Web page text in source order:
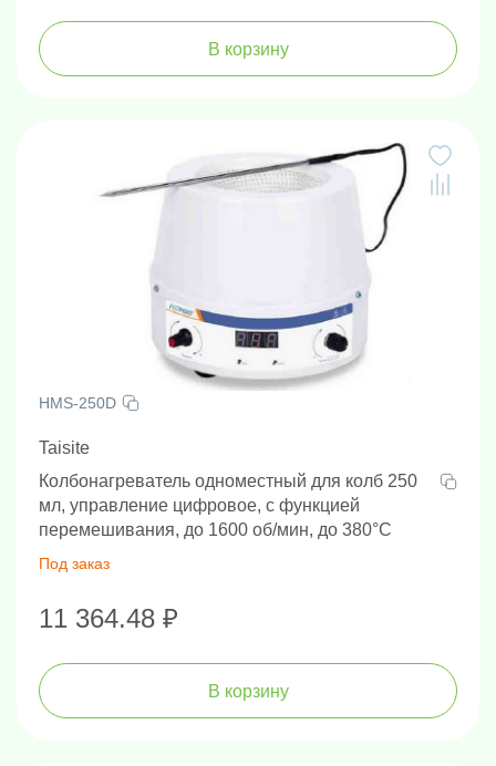
В корзину
HMS-250D
Taisite
Колбонагреватель одноместный для колб 250
мл, управление цифровое, с функцией
перемешивания, до 1600 об/мин, до 380°С
Под заказ
11 364.48 ₽
В корзину